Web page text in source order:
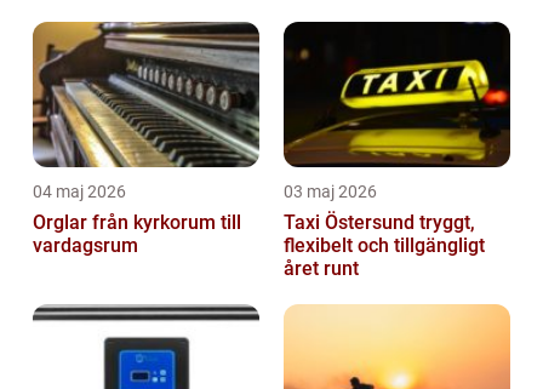
04 maj 2026
Orglar från kyrkorum till
vardagsrum
03 maj 2026
Taxi Östersund tryggt,
flexibelt och tillgängligt
året runt